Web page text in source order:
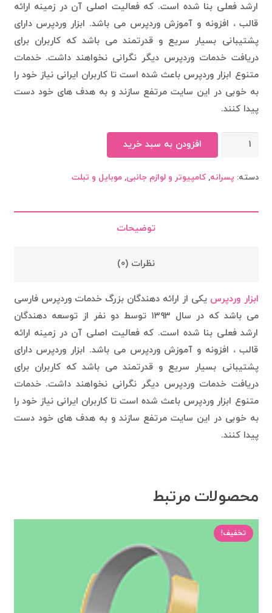
ارشد فعلی بنا شده است. که فعالیت اصلی آن در زمینه ارائه
قالب ، افزونه و آموزش وردپرس می باشد. ابزار وردپرس دارای
پشتیبانی بسیار سریع و قدرتمند می باشد که کاربران برای
دریافت خدمات وردپرس دیگر نگرانی نخواهند داشت. خدمات
متنوع ابزار وردپرس باعث شده است تا کاربران ایرانی نیاز خود را
به خوبی در این سایت مرتفع سازند و به هدف های خود دست
پیدا کنند.
هدفون
عدد
افزودن به سبد خرید
دسته: پسرانه,کامپیوتر و لوازم جانبی,موبایل و تبلت
توضیحات
نظرات (0)
ابزار وردپرس یکی از ارائه دهندگان بزرگ خدمات وردپرس فارسی
می باشد که در سال ۱۳۹۳ توسط دو نفر از توسعه دهندگان
ارشد فعلی بنا شده است. که فعالیت اصلی آن در زمینه ارائه
قالب ، افزونه و آموزش وردپرس می باشد. ابزار وردپرس دارای
پشتیبانی بسیار سریع و قدرتمند می باشد که کاربران برای
دریافت خدمات وردپرس دیگر نگرانی نخواهند داشت. خدمات
متنوع ابزار وردپرس باعث شده است تا کاربران ایرانی نیاز خود را
به خوبی در این سایت مرتفع سازند و به هدف های خود دست
پیدا کنند.
محصولات مرتبط
تخفیف!